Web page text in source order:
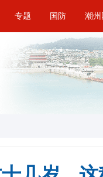
专题 国防 潮州